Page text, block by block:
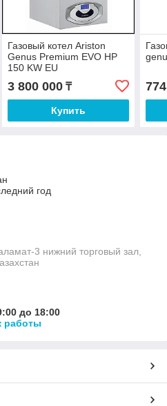
Газовый котел Ariston
Genus Premium EVO HP
150 KW EU
3 800 000₸
Купить
год
3 нижний торговый зал,
до 18:00
работы